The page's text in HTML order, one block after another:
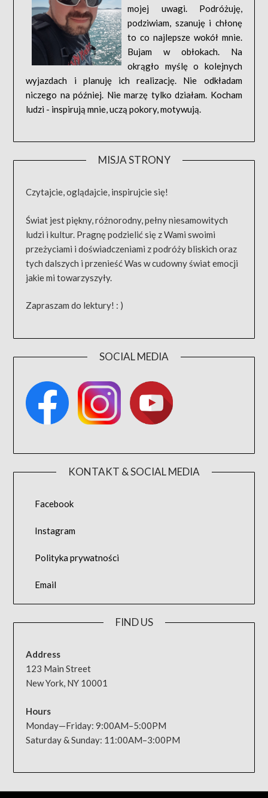
mojej uwagi. Podróżuję,
podziwiam, szanuję i chłonę
to co najlepsze wokół mnie.
Bujam w obłokach. Na
okrągło myślę o kolejnych
wyjazdach i planuję ich realizację. Nie odkładam
niczego na później. Nie marzę tylko działam. Kocham
ludzi - inspirują mnie, uczą pokory, motywują.
MISJA STRONY
Czytajcie, oglądajcie, inspirujcie się!
Świat jest piękny, różnorodny, pełny niesamowitych
ludzi i kultur. Pragnę podzielić się z Wami swoimi
przeżyciami i doświadczeniami z podróży bliskich oraz
tych dalszych i przenieść Was w cudowny świat emocji
jakie mi towarzyszyły.
Zapraszam do lektury! : )
SOCIAL MEDIA
KONTAKT & SOCIAL MEDIA
Facebook
Instagram
Polityka prywatności
Email
FIND US
Address
123 Main Street
New York, NY 10001
Hours
Monday—Friday: 9:00AM–5:00PM
Saturday & Sunday: 11:00AM–3:00PM